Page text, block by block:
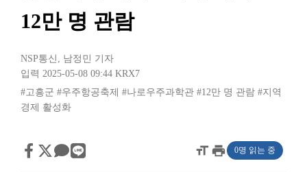
12만 명 관람
NSP통신 , 남정민 기자
입력 2025-05-08 09:44 KRX7
#고흥군 #우주항공축제 #나로우주과학관 #12만 명 관람 #지역
경제 활성화
format_sizeprint 0명 읽는 중